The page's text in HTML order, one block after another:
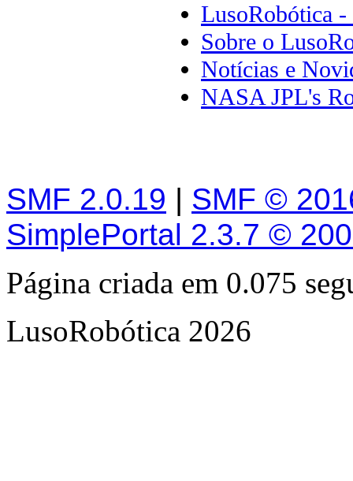
LusoRobótica -
Sobre o
Notícias e
NASA JPL's
SMF 2.0.19 | SMF ©
SimplePortal 2.3.7 ©
Página criada em 0.075
LusoRobótica 2026